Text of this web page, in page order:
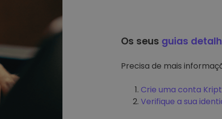
Os seus guias
Precisa de mais
Crie uma conta
Verifique a sua